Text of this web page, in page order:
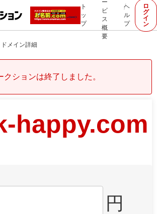
ト
ッ
プ
ー
ビ
ス
概
要
ヘ
ル
プ
ロ
グ
イ
ン
ドメイン詳細
クションは終了しました。
happy.com
円